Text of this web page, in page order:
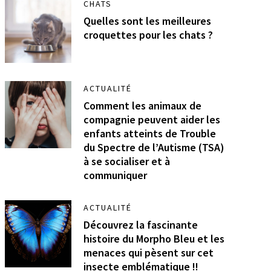
CHATS
Quelles sont les meilleures
croquettes pour les chats ?
ACTUALITÉ
Comment les animaux de
compagnie peuvent aider les
enfants atteints de Trouble
du Spectre de l’Autisme (TSA)
à se socialiser et à
communiquer
ACTUALITÉ
Découvrez la fascinante
histoire du Morpho Bleu et les
menaces qui pèsent sur cet
insecte emblématique !!